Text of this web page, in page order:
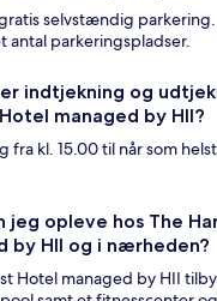
selvstændig
antal parkeringspladser.
indtjekning og
managed by HII?
fra kl. 15.00 til når som
jeg opleve hos The
by HII og i nærheden?
Hotel managed by HII